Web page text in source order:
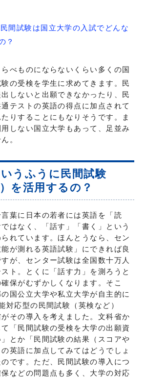
間試験は国立大学の入試でどんな
？
べものにならないくらい多くの国
の受検を学生に求めてきます。民
しないと出願できなかったり、民
テストの英語の得点に加点されて
りすることにもなりそうです。ま
しない国立大学もあって、足並み
。
うふうに民間試験
を活用するの？
葉に日本の若者には英語を「読
はなく、「話す」「書く」という
れています。ほんとうなら、セン
が測れる英語試験」にできれば良
が、センター試験は全国数十万人
ト。とくに「話す力」を測ろうと
保がむずかしくなります。そこ
国公立大学や私立大学が自主的に
対応型の民間試験（英検など）
その導入を考えました。文科省か
「民間試験の受検を大学の出願資
とか「民間試験の結果（スコアや
英語に加点してみてはどうでしょ
です。ただ、民間試験の導入につ
などの問題点も多く、大学の対応